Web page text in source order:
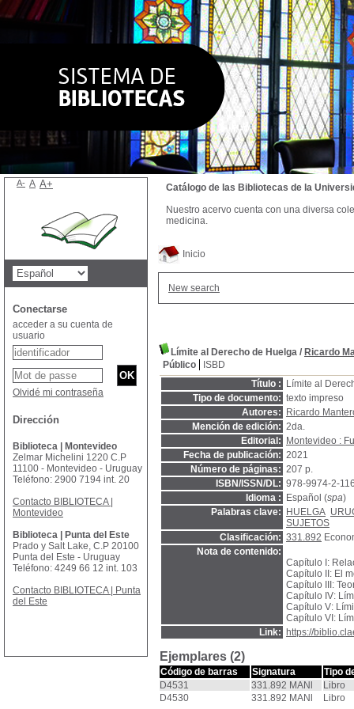
Inicio
New search
Límite al Derecho de Huelga / Ricardo
Público
ISBD
Título :
Límite al
Tipo de documento: texto impreso
Autores:
Ricardo
Mención de edición: 2da.
Editorial:
Montevideo :
Fecha de publicación: 2021
Número de páginas: 207 p.
ISBN/ISSN/DL: 978-9974-2-
Idioma :
Español (spa)
Palabras clave:
HUELGA
SUJETOS
Clasificación: 331.892
Nota de contenido:
Capítulo I:
Capítulo II: El
Capítulo III:
Capítulo IV:
Capítulo V:
Capítulo VI:
Link:
https://
Ejemplares (2)
Código de barras Signatura
Tipo
D4531
331.892 MANl
Libro
D4530
331.892 MANl Libro
Catálogo de las Bibliotecas de la
Nuestro acervo cuenta con una diversa
medicina.
A- A A+
Conectarse
acceder a su cuenta de
usuario
Olvidé mi contraseña
Dirección
Biblioteca | Montevideo
Zelmar Michelini 1220 C.P
11100 - Montevideo - Uruguay
Teléfono: 2900 7194 int. 20
Contacto BIBLIOTECA |
Montevideo
Biblioteca | Punta del Este
Prado y Salt Lake, C.P 20100
Punta del Este - Uruguay
Teléfono: 4249 66 12 int. 103
Contacto BIBLIOTECA | Punta
del Este